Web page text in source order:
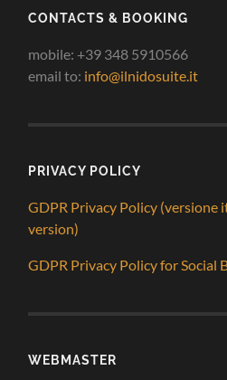
CONTACTS & BOOKING
mobile: +39 348 5910566
email to: info@ilnidosuite.it
PRIVACY POLICY
GDPR Privacy Policy (versione
version)
GDPR Privacy Policy for Social
WEBMASTER